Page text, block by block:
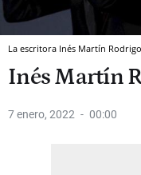
La escritora Inés Martín
Inés Martín
7 enero, 2022 00:00